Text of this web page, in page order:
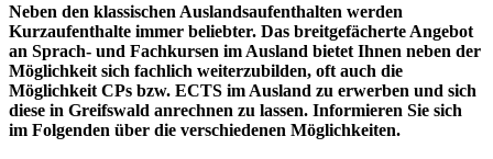
Neben den klassischen Auslandsaufenthalten werden
Kurzaufenthalte immer beliebter. Das breitgefächerte Angebot
an Sprach- und Fachkursen im Ausland bietet Ihnen neben der
Möglichkeit sich fachlich weiterzubilden, oft auch die
Möglichkeit CPs bzw. ECTS im Ausland zu erwerben und sich
diese in Greifswald anrechnen zu lassen. Informieren Sie sich
im Folgenden über die verschiedenen Möglichkeiten.